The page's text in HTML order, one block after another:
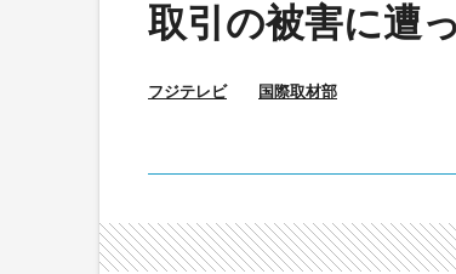
取引の被害に遭
フジテレビ
国際取材部